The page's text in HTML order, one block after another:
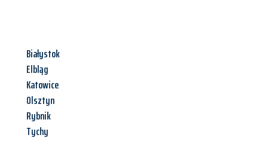
Białystok
Elbląg
Katowice
Olsztyn
Rybnik
Tychy